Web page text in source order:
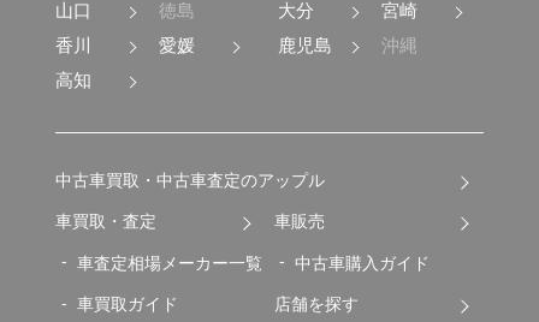
山口
徳島
香川
愛媛
高知
大分
宮崎
鹿児島
沖縄
中古車買取・中古車査定のアップル
車買取・査定
車査定相場メーカー一覧
車買取ガイド
車販売
中古車購入ガイド
店舗を探す